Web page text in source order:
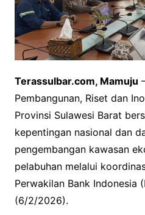
Terassulbar.com, Mamuju
Pembangunan, Riset dan
Provinsi Sulawesi Barat
kepentingan nasional dan
pengembangan kawasan
pelabuhan melalui
Perwakilan Bank Indonesia
(6/2/2026).